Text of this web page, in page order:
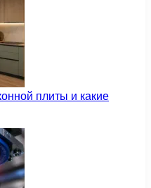
плиты и какие